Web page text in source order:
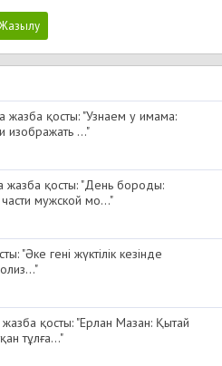
жазба қосты: "Узнаем у имама:
изображать ..."
жазба қосты: "День бороды:
мужской мо..."
"Әке гені жүктілік кезінде
қосты: "Ерлан Мазан: Қытай
тұлға..."